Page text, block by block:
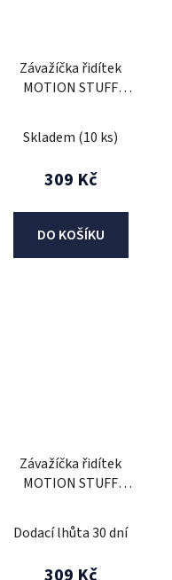
Závažíčka řidítek
MOTION STUFF
20mm)
Skladem (10 ks)
309 Kč
DO KOŠÍKU
Závažíčka řidítek
MOTION STUFF
20mm)
Dodací lhůta 30 dní